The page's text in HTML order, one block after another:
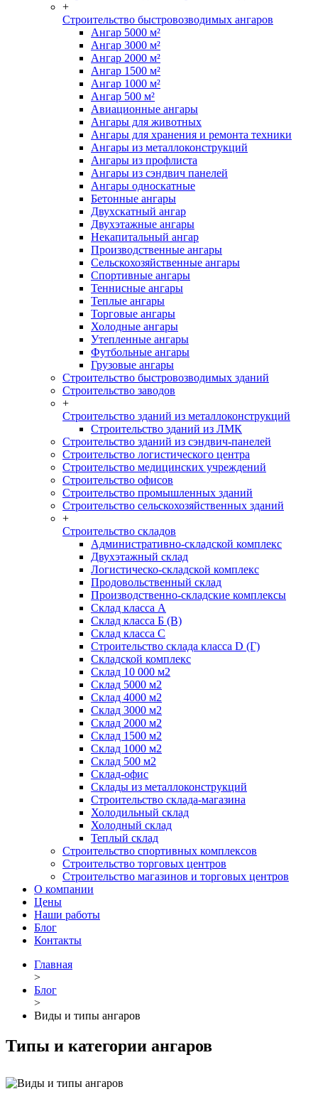
+
Строительство быстровозводимых ангаров
Ангар 5000 м²
Ангар 3000 м²
Ангар 2000 м²
Ангар 1500 м²
Ангар 1000 м²
Ангар 500 м²
Авиационные ангары
Ангары для животных
Ангары для хранения и ремонта техники
Ангары из металлоконструкций
Ангары из профлиста
Ангары из сэндвич панелей
Ангары односкатные
Бетонные ангары
Двухскатный ангар
Двухэтажные ангары
Некапитальный ангар
Производственные ангары
Сельскохозяйственные ангары
Спортивные ангары
Теннисные ангары
Теплые ангары
Торговые ангары
Холодные ангары
Утепленные ангары
Футбольные ангары
Грузовые ангары
Строительство быстровозводимых зданий
Строительство заводов
+
Строительство зданий из металлоконструкций
Строительство зданий из ЛМК
Строительство зданий из сэндвич-панелей
Строительство логистического центра
Строительство медицинских учреждений
Строительство офисов
Строительство промышленных зданий
Строительство сельскохозяйственных зданий
+
Строительство складов
Административно-складской комплекс
Двухэтажный склад
Логистическо-складской комплекс
Продовольственный склад
Производственно-складские комплексы
Склад класса А
Склад класса Б (B)
Склад класса С
Строительство склада класса D (Г)
Складской комплекс
Склад 10 000 м2
Склад 5000 м2
Склад 4000 м2
Склад 3000 м2
Склад 2000 м2
Склад 1500 м2
Склад 1000 м2
Склад 500 м2
Склад-офис
Склады из металлоконструкций
Строительство склада-магазина
Холодильный склад
Холодный склад
Теплый склад
Строительство спортивных комплексов
Строительство торговых центров
Строительство магазинов и торговых центров
О компании
Цены
Наши работы
Блог
Контакты
Главная
>
Блог
>
Виды и типы ангаров
Типы и категории ангаров